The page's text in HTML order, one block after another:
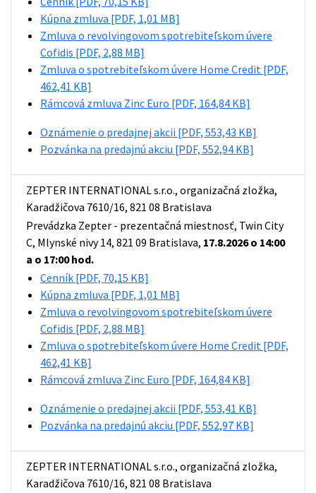
Kúpna zmluva [PDF, 1,01 MB]
Zmluva o revolvingovom spotrebiteľskom úvere
Cofidis [PDF, 2,88 MB]
Zmluva o spotrebiteľskom úvere Home Credit [PDF,
462,41 KB]
Rámcová zmluva Zinc Euro [PDF, 164,84 KB]
Oznámenie o predajnej akcii [PDF, 553,43 KB]
Pozvánka na predajnú akciu [PDF, 552,94 KB]
ZEPTER INTERNATIONAL s.r.o., organizačná zložka,
Karadžičova 7610/16, 821 08 Bratislava
Prevádzka Zepter - prezentačná miestnosť, Twin City
C, Mlynské nivy 14, 821 09 Bratislava, 17.8.2026 o 14:00
a o 17:00 hod.
Cenník [PDF, 70,15 KB]
Kúpna zmluva [PDF, 1,01 MB]
Zmluva o revolvingovom spotrebiteľskom úvere
Cofidis [PDF, 2,88 MB]
Zmluva o spotrebiteľskom úvere Home Credit [PDF,
462,41 KB]
Rámcová zmluva Zinc Euro [PDF, 164,84 KB]
Oznámenie o predajnej akcii [PDF, 553,41 KB]
Pozvánka na predajnú akciu [PDF, 552,97 KB]
ZEPTER INTERNATIONAL s.r.o., organizačná zložka,
Karadžičova 7610/16, 821 08 Bratislava